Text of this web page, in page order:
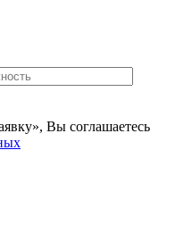
Вы соглашаетесь